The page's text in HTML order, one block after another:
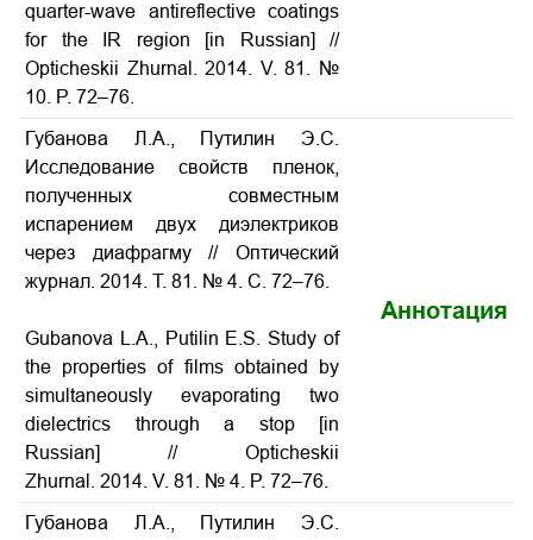
quarter-wave antireflective coatings
for the IR region
[in Russian] //
Opticheskii Zhurnal. 2014. V. 81. №
10. P. 72–76.
Губанова Л.А., Путилин Э.С.
Исследование свойств пленок,
полученных совместным
испарением двух диэлектриков
через диафрагму// Оптический
журнал. 2014. Т. 81. № 4. С. 72–76.
Gubanova L.A., Putilin E.S.Study of
the properties of films obtained by
simultaneously evaporating two
dielectrics through a stop
[in
Russian] // Opticheskii
Zhurnal. 2014. V. 81. № 4. P. 72–76.
Аннотация
Губанова Л.А., Путилин Э.С.